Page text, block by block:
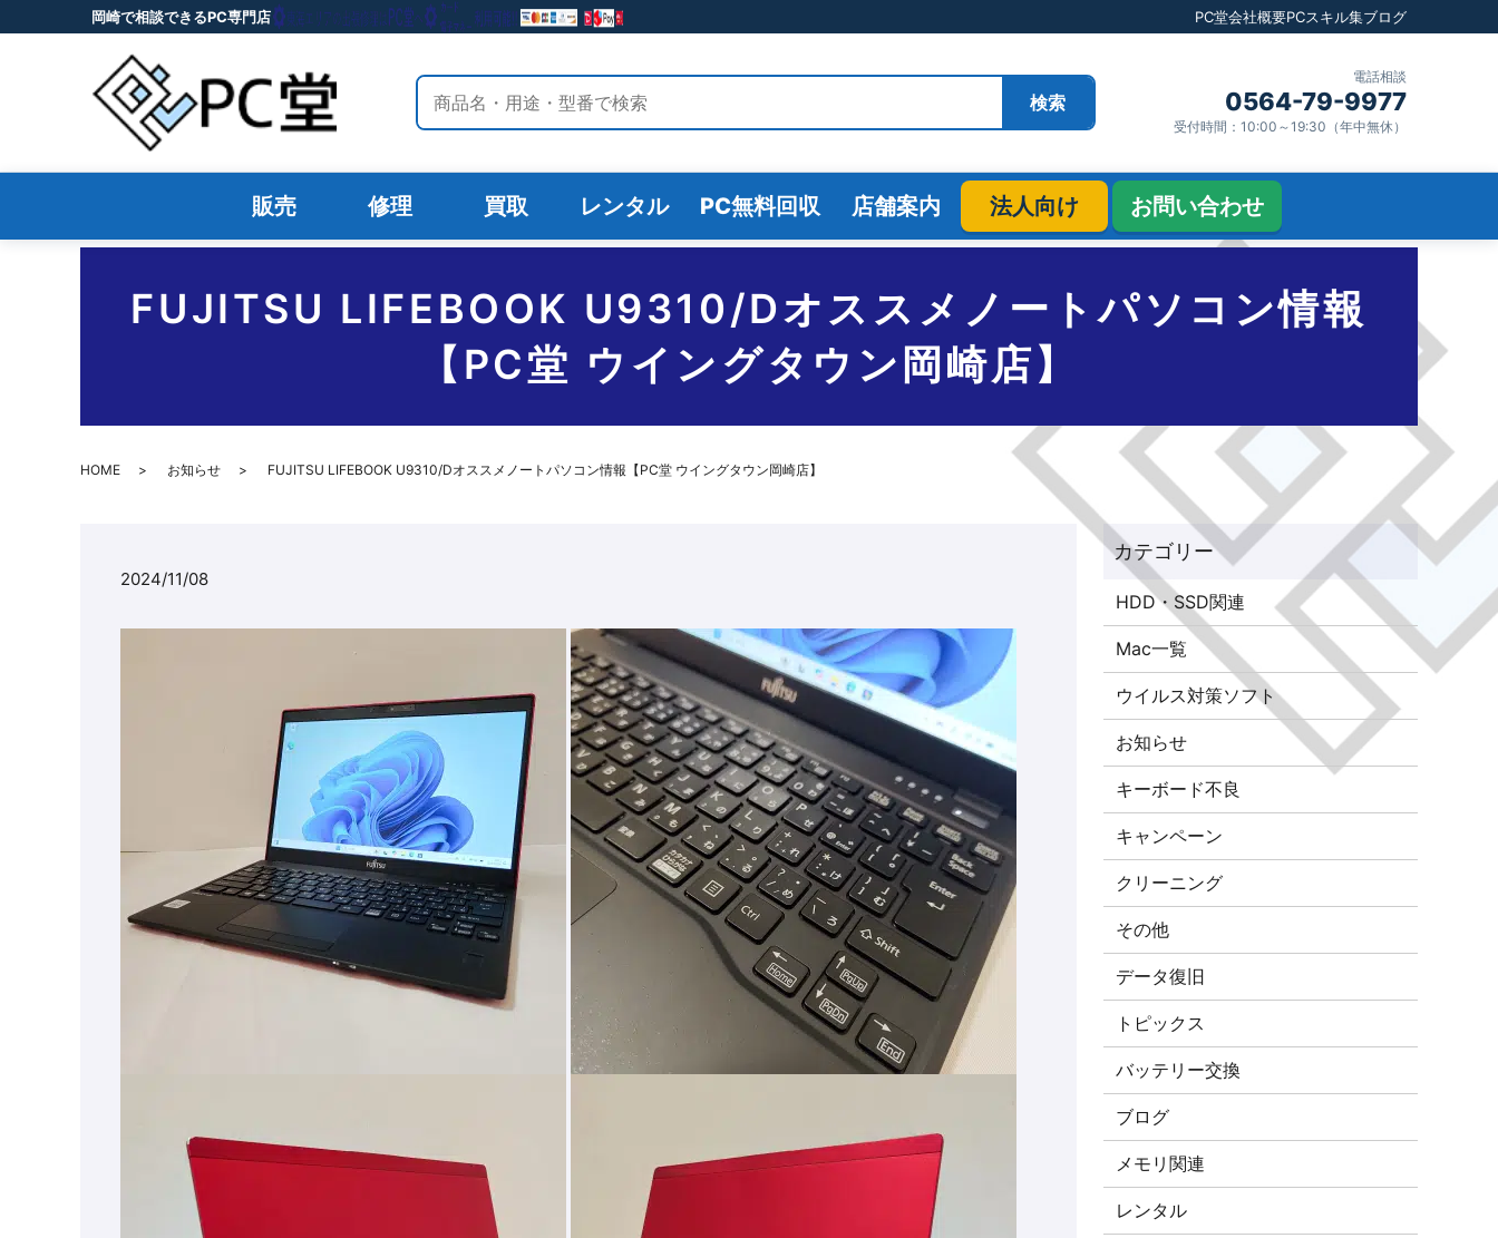
岡崎で相談できるPC専門店 PC堂会社概要PCスキル集ブログ
サイト内検索
検索
電話相談
0564-79-9977
受付時間：10:00～19:30（年中無休）
販売 修理 買取 レンタル PC無料回収 店舗案内 法人向け お問い合わせ
FUJITSU LIFEBOOK U9310/Dオススメノートパソコン情報
【PC堂 ウイングタウン岡崎店】
HOME お知らせ FUJITSU LIFEBOOK U9310/Dオススメノートパソコン情報【PC堂 ウイングタウン岡崎店】
2024/11/08
HDD・SSD関連
Mac一覧
ウイルス対策ソフト
お知らせ
キーボード不良
キャンペーン
クリーニング
その他
データ復旧
トピックス
バッテリー交換
ブログ
メモリ関連
レンタル